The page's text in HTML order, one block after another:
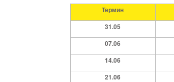
Термин
31.05
07.06
14.06
21.06